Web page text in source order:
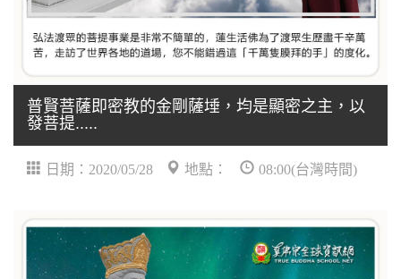
普賢菩薩即密教的金剛薩埵，均是顯密之主，以
發菩提.....
日期：2020/05/28 地點： 08:00(台灣時間)